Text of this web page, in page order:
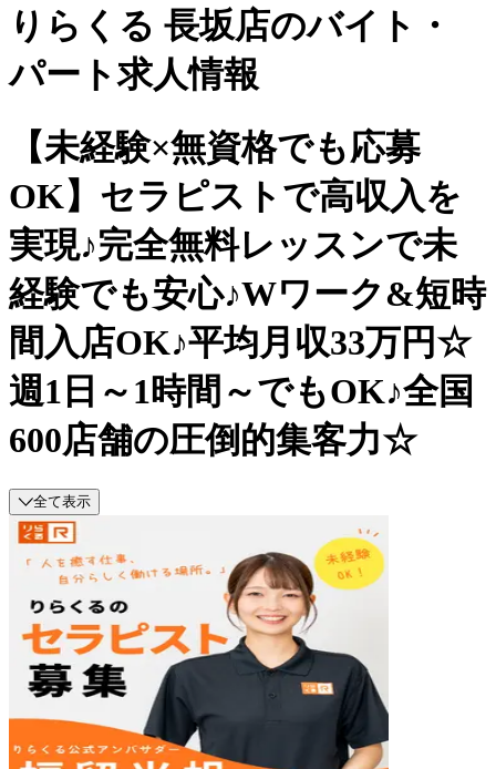
りらくる 長坂店のバイト・
パート求人情報
【未経験×無資格でも応募
OK】セラピストで高収入を
実現♪完全無料レッスンで未
経験でも安心♪Wワーク&短時
間入店OK♪平均月収33万円☆
週1日～1時間～でもOK♪全国
600店舗の圧倒的集客力☆
全て表示